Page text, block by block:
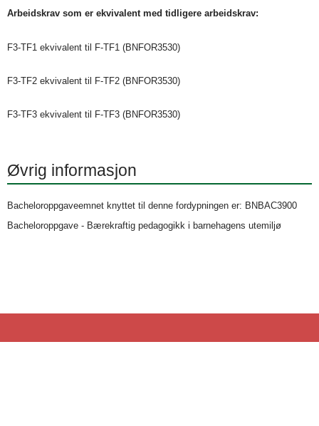
Arbeidskrav som er ekvivalent med tidligere arbeidskrav:
F3-TF1 ekvivalent til F-TF1 (BNFOR3530)
F3-TF2 ekvivalent til F-TF2 (BNFOR3530)
F3-TF3 ekvivalent til F-TF3 (BNFOR3530)
Øvrig informasjon
Bacheloroppgaveemnet knyttet til denne fordypningen er: BNBAC3900
Bacheloroppgave - Bærekraftig pedagogikk i barnehagens utemiljø